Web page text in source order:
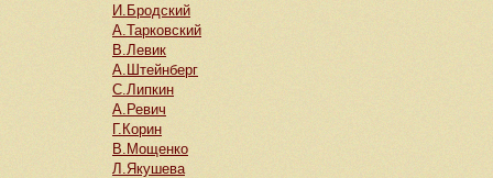
И.Бродский
А.Тарковский
В.Левик
А.Штейнберг
С.Липкин
А.Ревич
Г.Корин
В.Мощенко
Л.Якушева